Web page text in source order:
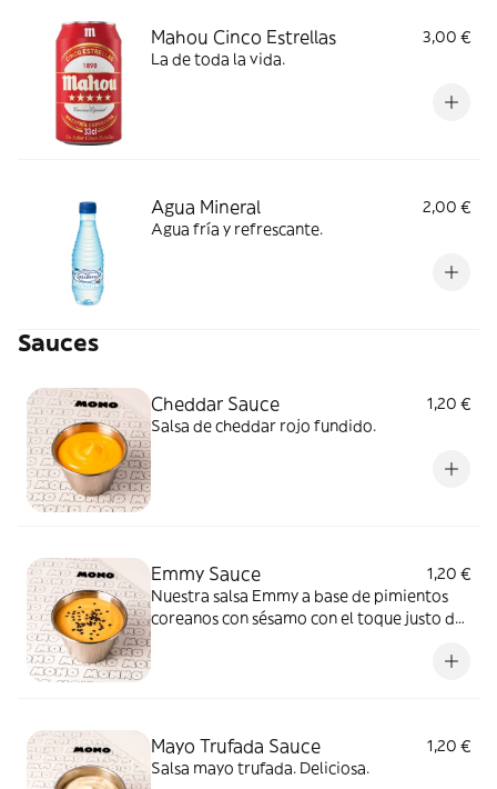
Mahou Cinco Estrellas
3,00 €
La de toda la vida.
Agua Mineral
2,00 €
Agua fría y refrescante.
Sauces
Cheddar Sauce
1,20 €
Salsa de cheddar rojo fundido.
Emmy Sauce
1,20 €
Nuestra salsa Emmy a base de pimientos
coreanos con sésamo con el toque justo de
Mayo Trufada Sauce
1,20 €
Salsa mayo trufada. Deliciosa.